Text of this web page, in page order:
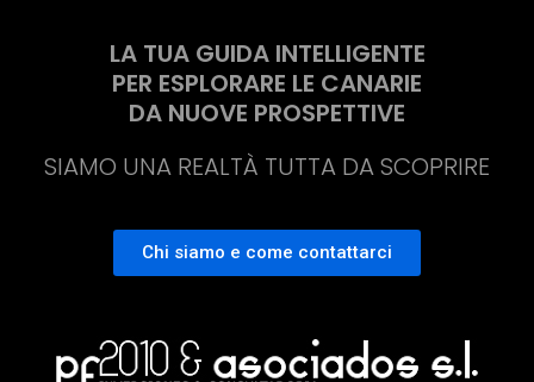
LA TUA GUIDA INTELLIGENTE
PER ESPLORARE LE CANARIE
DA NUOVE PROSPETTIVE
SIAMO UNA REALTÀ TUTTA DA SCOPRIRE
Chi siamo e come contattarci